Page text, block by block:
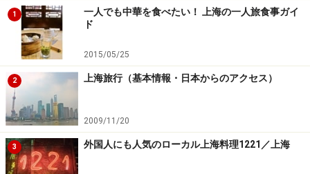
ットがあるのも嬉しい！ お腹が空いたら2階にあるイタ
リアンレストランの「サルバトーレクオモ」へどうぞ。
＜DATA＞
■ジァー
住所：南京西路931号
TEL：021-6217-9000
アクセス：地下鉄2号線「南京西路」駅から徒歩約3分
料金：1275元+15％
1
一人でも中華を食べたい！ 上海の一人旅食事ガイ
ド
2015/05/25
2 上海旅行（基本情報・日本からのアクセス）
2009/11/20
3 外国人にも人気のローカル上海料理1221／上海